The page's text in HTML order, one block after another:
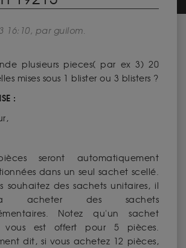
16:10, par guilom.
plusieurs pieces( par ex 3) 20
mises sous 1 blister ou 3 blisters ?
:
seront automatiquement
dans un seul sachet scellé.
souhaitez des sachets unitaires, il
acheter des sachets
Notez qu'un sachet
vous est offert pour 5 pièces.
dit, si vous achetez 12 pièces,